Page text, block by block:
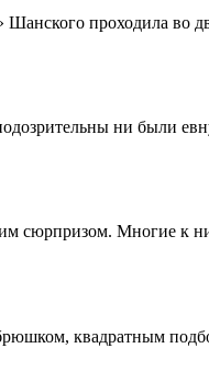
проходила во
ни были
сюрпризом. Многие к
квадратным